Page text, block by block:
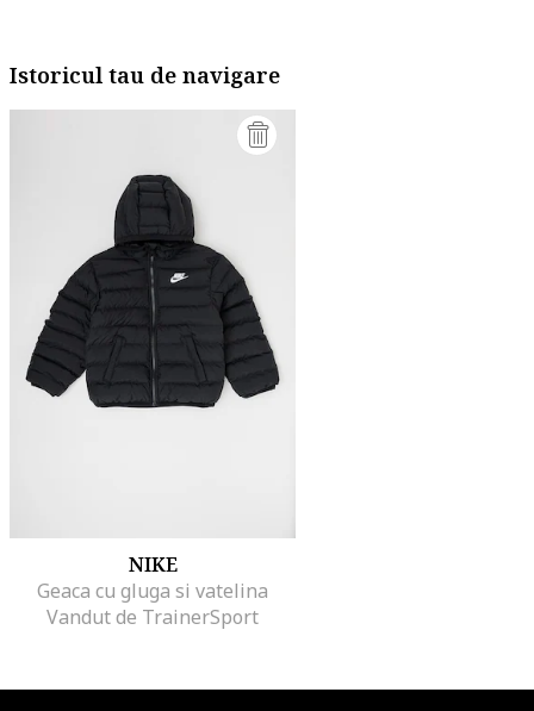
Istoricul tau de navigare
NIKE
Geaca cu gluga si vatelina
Vandut de TrainerSport